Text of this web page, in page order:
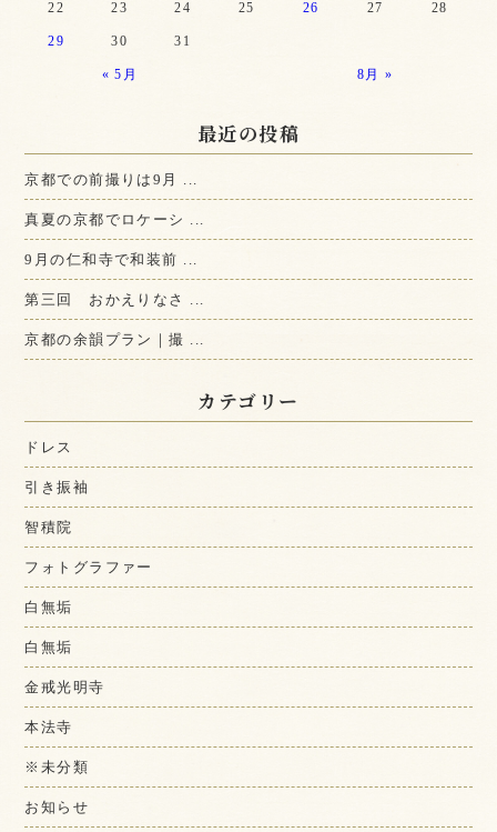
« 5月 8月 »
22 23 24 25 26 27 28
29 30 31
最近の投稿
京都での前撮りは9月 ...
真夏の京都でロケーシ ...
9月の仁和寺で和装前 ...
第三回 おかえりなさ ...
京都の余韻プラン｜撮 ...
カテゴリー
ドレス
引き振袖
智積院
フォトグラファー
白無垢
白無垢
金戒光明寺
本法寺
※未分類
お知らせ